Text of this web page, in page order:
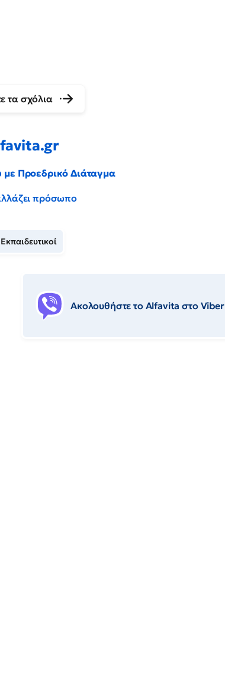
τα σχόλια
με Προεδρικό Διάταγμα
πρόσωπο
Εκπαιδευτικοί
Ακολουθήστε το Αlfavita στο Viber